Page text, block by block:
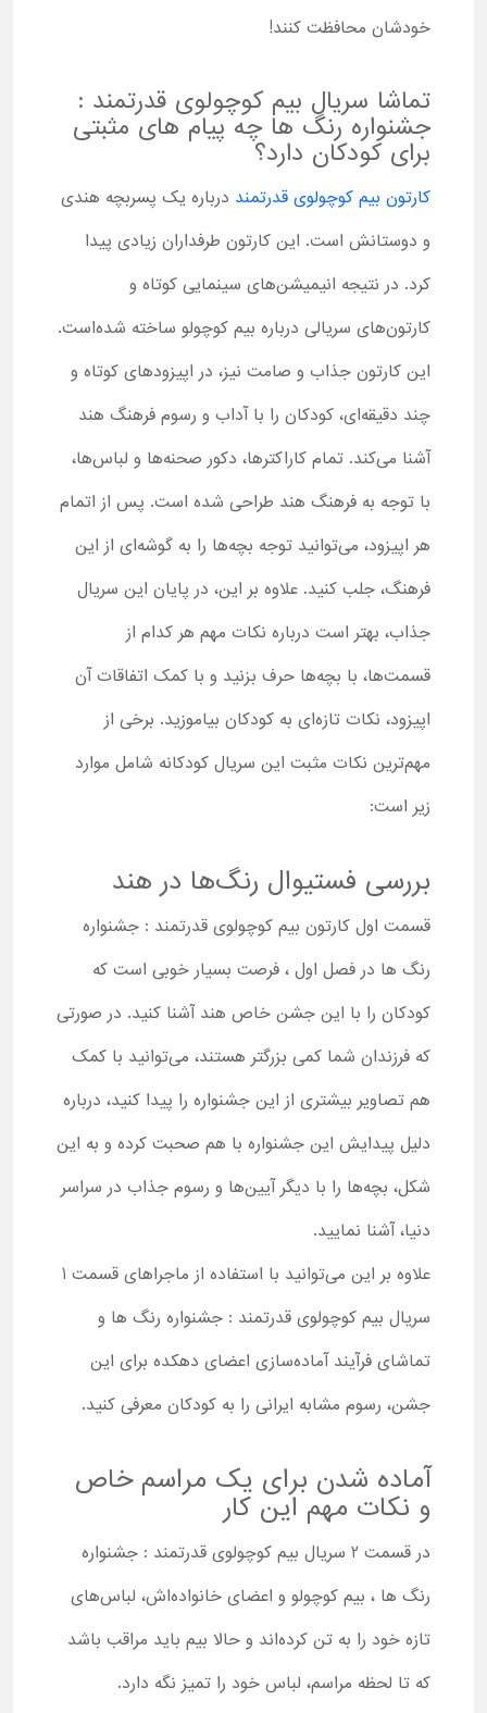
خودشان محافظت کنند!
تماشا سریال بیم کوچولوی قدرتمند :
جشنواره رنگ ها چه پیام های مثبتی
برای کودکان دارد؟
کارتون بیم کوچولوی قدرتمند درباره یک پسربچه هندی
و دوستانش است. این کارتون طرفداران زیادی پیدا
کرد. در نتیجه انیمیشن‌های سینمایی کوتاه و
کارتون‌های سریالی درباره بیم کوچولو ساخته شده‌است.
این کارتون جذاب و صامت نیز، در اپیزودهای کوتاه و
چند دقیقه‌ای، کودکان را با آداب و رسوم فرهنگ هند
آشنا می‌کند. تمام کاراکترها، دکور صحنه‌ها و لباس‌ها،
با توجه به فرهنگ هند طراحی شده است. پس از اتمام
هر اپیزود، می‌توانید توجه بچه‌ها را به گوشه‌ای از این
فرهنگ، جلب کنید. علاوه بر این، در پایان این سریال
جذاب، بهتر است درباره نکات مهم هر کدام از
قسمت‌ها، با بچه‌ها حرف بزنید و با کمک اتفاقات آن
اپیزود، نکات تازه‌ای به کودکان بیاموزید. برخی از
مهم‌ترین نکات مثبت این سریال کودکانه شامل موارد
زیر است:
بررسی فستیوال رنگ‌ها در هند
قسمت اول کارتون بیم کوچولوی قدرتمند : جشنواره
رنگ ها در فصل اول ، فرصت بسیار خوبی است که
کودکان را با این جشن خاص هند آشنا کنید. در صورتی
که فرزندان شما کمی بزرگتر هستند، می‌توانید با کمک
هم تصاویر بیشتری از این جشنواره را پیدا کنید، درباره
دلیل پیدایش این جشنواره با هم صحبت کرده و به این
شکل، بچه‌ها را با دیگر آیین‌ها و رسوم جذاب در سراسر
دنیا، آشنا نمایید.
علاوه بر این می‌توانید با استفاده از ماجراهای قسمت 1
سریال بیم کوچولوی قدرتمند : جشنواره رنگ ها و
تماشای فرآیند آماده‌سازی اعضای دهکده برای این
جشن، رسوم مشابه ایرانی را به کودکان معرفی کنید.
آماده شدن برای یک مراسم خاص
و نکات مهم این کار
در قسمت 2 سریال بیم کوچولوی قدرتمند : جشنواره
رنگ ها ، بیم کوچولو و اعضای خانواده‌اش، لباس‌های
تازه خود را به تن کرده‌اند و حالا بیم باید مراقب باشد
که تا لحظه مراسم، لباس خود را تمیز نگه دارد.